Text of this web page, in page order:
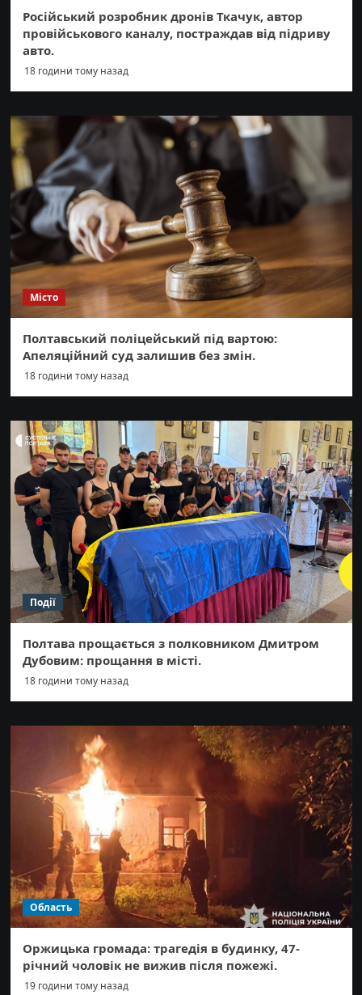
Російський розробник дронів Ткачук, автор
провійськового каналу, постраждав від підриву
авто.
18 години тому назад
Місто
Полтавський поліцейський під вартою:
Апеляційний суд залишив без змін.
18 години тому назад
Події
Полтава прощається з полковником Дмитром
Дубовим: прощання в місті.
18 години тому назад
Область
Оржицька громада: трагедія в будинку, 47-
річний чоловік не вижив після пожежі.
19 години тому назад